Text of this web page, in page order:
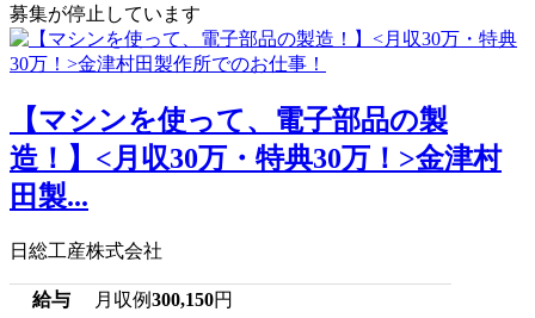
募集が停止しています
【マシンを使って、電子部品の製
造！】<月収30万・特典30万！>金津村
田製...
日総工産株式会社
給与 月収例300,150円